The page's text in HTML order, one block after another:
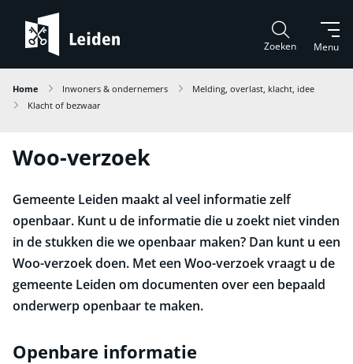
Menu
Zoeken
Home Inwoners & ondernemers
Melding, overlast, klacht, idee
Klacht of bezwaar
Woo-verzoek
Gemeente Leiden maakt al veel informatie zelf
openbaar. Kunt u de informatie die u zoekt niet vinden
in de stukken die we openbaar maken? Dan kunt u een
Woo-verzoek doen. Met een Woo-verzoek vraagt u de
gemeente Leiden om documenten over een bepaald
onderwerp openbaar te maken.
Openbare informatie